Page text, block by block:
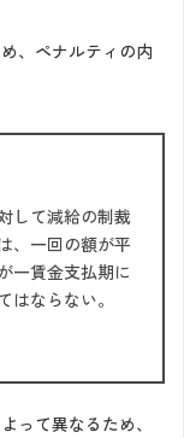
、ペナルティの内
して減給の制裁
、一回の額が平
一賃金支払期に
ならない。
って異なるため、